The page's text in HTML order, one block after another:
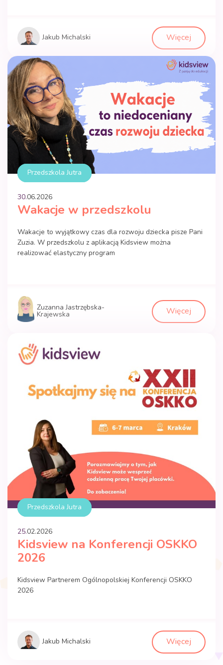
Jakub Michalski Więcej
Przedszkola Jutra
30.06.2026
Wakacje w przedszkolu
Wakacje to wyjątkowy czas dla rozwoju dziecka pisze Pani
Zuzia. W przedszkolu z aplikacją Kidsview można
realizować elastyczny program
Zuzanna Jastrzębska-
Krajewska Więcej
Przedszkola Jutra
25.02.2026
Kidsview na Konferencji OSKKO
2026
Kidsview Partnerem Ogólnopolskiej Konferencji OSKKO
2026
Jakub Michalski Więcej